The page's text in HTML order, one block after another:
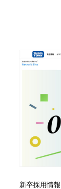
新卒採用情